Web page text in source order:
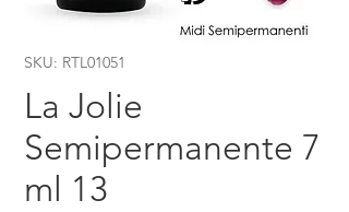
SKU: RTL01051
La Jolie
Semipermanente 7
ml 13